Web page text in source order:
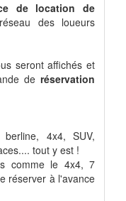
de location de
des loueurs
seront affichés et
de réservation
4x4, SUV,
tout y est !
comme le 4x4, 7
réserver à l'avance